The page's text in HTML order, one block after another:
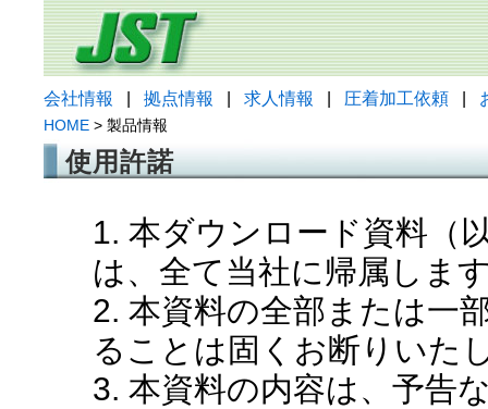
会社情報 拠点情報 求人情報 圧着加工依頼
HOME > 製品情報
使用許諾
1. 本ダウンロード資料（
は、全て当社に帰属しま
2. 本資料の全部または一
ることは固くお断りいた
3. 本資料の内容は、予告